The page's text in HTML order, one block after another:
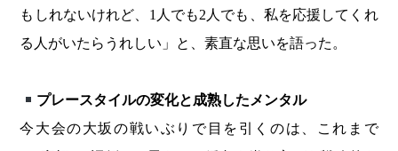
もしれないけれど、1人でも2人でも、私を応援してくれ
る人がいたらうれしい」と、素直な思いを語った。
プレースタイルの変化と成熟したメンタル
今大会の大坂の戦いぶりで目を引くのは、これまで